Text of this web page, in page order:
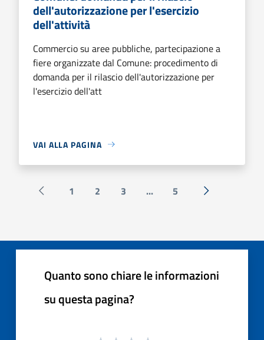
dell'autorizzazione per l'esercizio
dell'attività
Commercio su aree pubbliche, partecipazione a
fiere organizzate dal Comune: procedimento di
domanda per il rilascio dell'autorizzazione per
l'esercizio dell'att
VAI ALLA PAGINA
Pagina precedente
1 2 3 ... 5 Successiva »
Quanto sono chiare le informazioni
su questa pagina?